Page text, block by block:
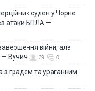
суден у Чорне
атаки БПЛА —
війни, але
— Вучич
39 0
з градом та ураганним